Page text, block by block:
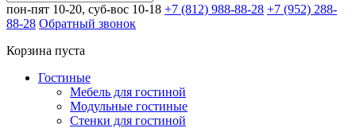
пон-пят 10-20, суб-вос 10-18 +7 (812) 988-88-28 +7 (952) 288-
88-28 Обратный звонок
Корзина пуста
Гостиные
Мебель для гостиной
Модульные гостиные
Стенки для гостиной